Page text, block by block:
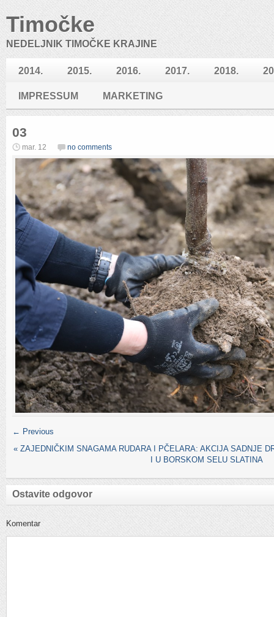
Timočke
NEDELJNIK TIMOČKE KRAJINE
2014. 2015. 2016. 2017. 2018.
IMPRESSUM MARKETING
03
mar. 12 no comments
← Previous
« ZAJEDNIČKIM SNAGAMA RUDARA I PČELARA: AKCIJA SADNJE
I U BORSKOM SELU SLATINA
Ostavite odgovor
Komentar